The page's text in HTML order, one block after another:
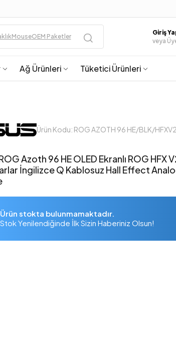
MouseOEM Paketler
Giriş
veya
Ağ Ürünleri Tüketici Ürünleri
Ürün Kodu: ROG AZOTH 96 HE/BLK/
Azoth 96 HE OLED Ekranlı ROG HFX
İngilizce Q Kablosuz Hall Effect
Ürün stokta bulunmamaktadır.
Stok Yenilendiğinde İlk Sizin Haberiniz Olsun!